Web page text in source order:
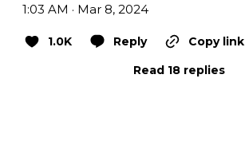
1:03 AM · Mar 8, 2024
1.0K Reply
Copy link
Read 18 replies